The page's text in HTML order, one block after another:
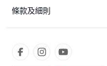
條款及細則